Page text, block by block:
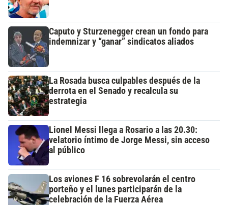
Caputo y Sturzenegger crean un fondo para
indemnizar y “ganar” sindicatos aliados
La Rosada busca culpables después de la
derrota en el Senado y recalcula su
estrategia
Lionel Messi llega a Rosario a las 20.30:
velatorio íntimo de Jorge Messi, sin acceso
al público
Los aviones F 16 sobrevolarán el centro
porteño y el lunes participarán de la
celebración de la Fuerza Aérea